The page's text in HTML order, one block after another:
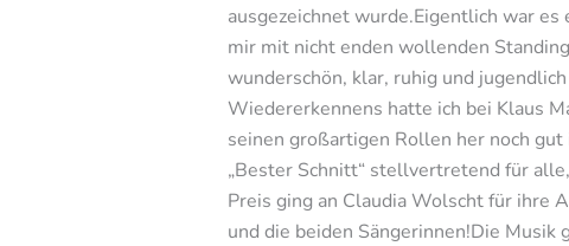
ausgezeichnet wurde.Eigentlich war
mir mit nicht enden wollenden
wunderschön, klar, ruhig und
Wiedererkennens hatte ich bei Klaus
seinen großartigen Rollen her noch
„Bester Schnitt“ stellvertretend für
Preis ging an Claudia Wolscht für ihre
und die beiden Sängerinnen!Die